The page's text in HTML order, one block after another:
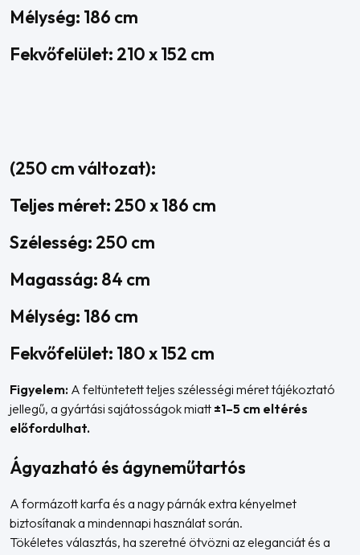
Mélység: 186 cm
Fekvőfelület: 210 x 152 cm
(250 cm változat):
Teljes méret: 250 x 186 cm
Szélesség: 250 cm
Magasság: 84 cm
Mélység: 186 cm
Fekvőfelület: 180 x 152 cm
Figyelem: A feltüntetett teljes szélességi méret tájékoztató
jellegű, a gyártási sajátosságok miatt ±1–5 cm eltérés
előfordulhat.
Ágyazható és ágyneműtartós
A formázott karfa és a nagy párnák extra kényelmet
biztosítanak a mindennapi használat során.
Tökéletes választás, ha szeretné ötvözni az eleganciát és a